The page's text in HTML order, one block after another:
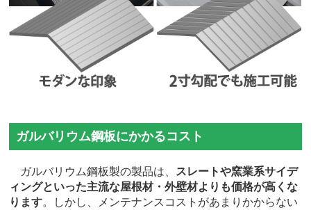
ガルバリウム鋼板にかかるコスト
ガルバリウム鋼板製の製品は、
スレートや窯業系サイデ
ィングといった主流な屋根材・外壁材よりも価格が高くな
ります。しかし、メンテナンスコストがあまりかからない